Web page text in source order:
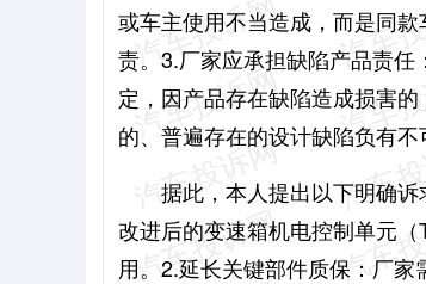
或车主使用不当造成，而是同
责。3.厂家应承担缺陷产品责
定，因产品存在缺陷造成损害
的、普遍存在的设计缺陷负有不
据此，本人提出以下明确诉
改进后的变速箱机电控制单元
用。2.延长关键部件质保：厂